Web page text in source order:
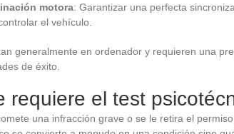
motora: Garantizar una perfecta
el vehículo.
generalmente en ordenador y requieren una
de éxito.
requiere el test
una infracción grave o se le retira el